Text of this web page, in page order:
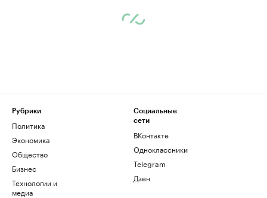
Рубрики
Политика
Экономика
Общество
Бизнес
Технологии и
медиа
Социальные
сети
ВКонтакте
Одноклассники
Telegram
Дзен